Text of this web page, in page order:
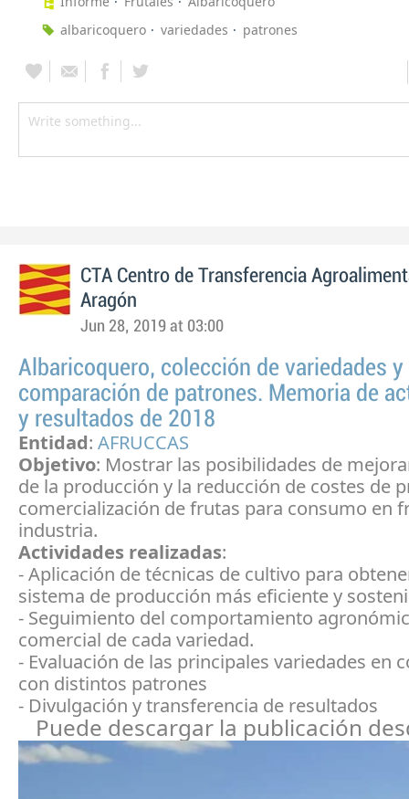
albaricoquero
variedades patrones
CTA Centro de Transferencia
Aragón
Jun 28, 2019 at 03:00
Albaricoquero, colección de variedades y
comparación de patrones. Memoria de
y resultados de 2018
Entidad: AFRUCCAS
Objetivo: Mostrar las posibilidades de
de la producción y la reducción de costes de
comercialización de frutas para consumo en
industria.
Actividades realizadas:
- Aplicación de técnicas de cultivo para
sistema de producción más eficiente y
- Seguimiento del comportamiento
comercial de cada variedad.
- Evaluación de las principales variedades en
con distintos patrones
- Divulgación y transferencia de resultados
Puede descargar la publicación